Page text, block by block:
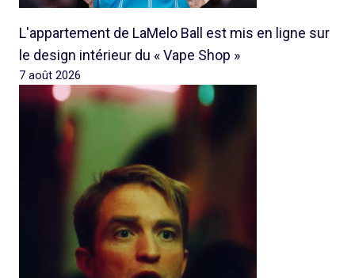
L'appartement de LaMelo Ball est mis en ligne sur
le design intérieur du « Vape Shop »
7 août 2026